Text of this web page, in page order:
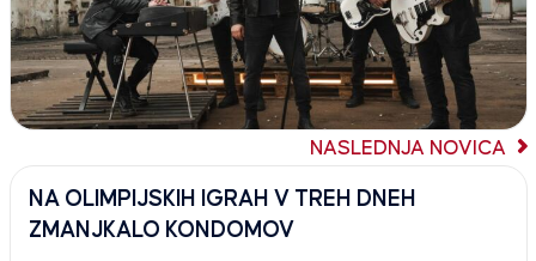
NASLEDNJA NOVICA
NA OLIMPIJSKIH IGRAH V TREH DNEH
ZMANJKALO KONDOMOV